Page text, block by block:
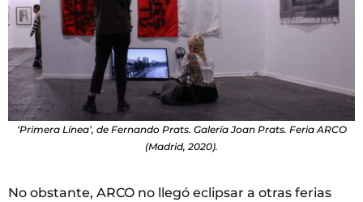
‘Primera Línea’, de Fernando Prats. Galería Joan Prats. Feria ARCO
(Madrid, 2020).
No obstante, ARCO no llegó eclipsar a otras ferias